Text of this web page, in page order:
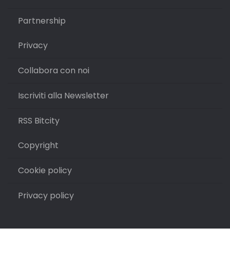
Partnership
Privacy
Collabora con noi
Iscriviti alla Newsletter
RSS Bitcity
Copyright
Cookie policy
Privacy policy